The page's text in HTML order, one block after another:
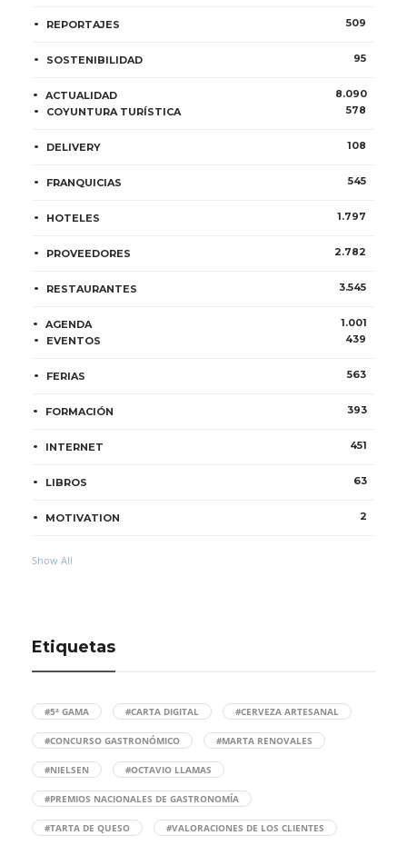
REPORTAJES 509
SOSTENIBILIDAD 95
ACTUALIDAD
8.090
COYUNTURA TURÍSTICA
578
DELIVERY 108
FRANQUICIAS 545
HOTELES 1.797
PROVEEDORES 2.782
RESTAURANTES 3.545
AGENDA
1.001
EVENTOS
439
FERIAS 563
FORMACIÓN 393
INTERNET 451
LIBROS 63
MOTIVATION 2
Show All
Etiquetas
#5ª GAMA #CARTA DIGITAL #CERVEZA ARTESANAL
#CONCURSO GASTRONÓMICO #MARTA RENOVALES
#NIELSEN #OCTAVIO LLAMAS
#PREMIOS NACIONALES DE GASTRONOMÍA
#TARTA DE QUESO #VALORACIONES DE LOS CLIENTES